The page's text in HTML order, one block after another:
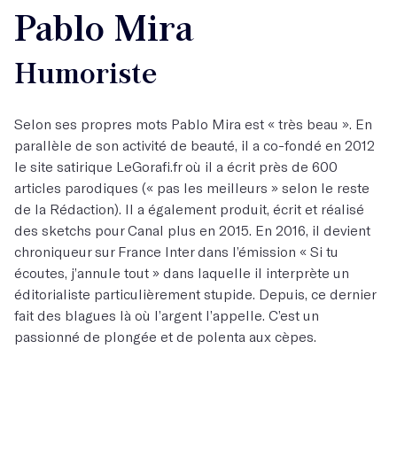
Pablo Mira
Humoriste
Selon ses propres mots Pablo Mira est « très beau ». En
parallèle de son activité de beauté, il a co-fondé en 2012
le site satirique LeGorafi.fr où il a écrit près de 600
articles parodiques (« pas les meilleurs » selon le reste
de la Rédaction). Il a également produit, écrit et réalisé
des sketchs pour Canal plus en 2015. En 2016, il devient
chroniqueur sur France Inter dans l’émission « Si tu
écoutes, j’annule tout » dans laquelle il interprète un
éditorialiste particulièrement stupide. Depuis, ce dernier
fait des blagues là où l’argent l’appelle. C’est un
passionné de plongée et de polenta aux cèpes.